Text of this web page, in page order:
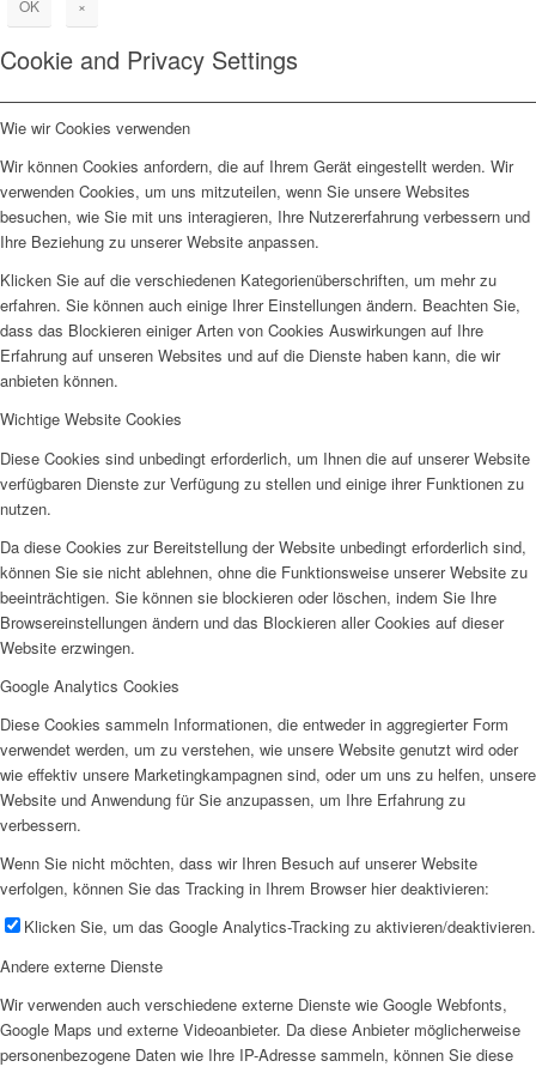
OK ×
Cookie and Privacy Settings
Wie wir Cookies verwenden
Wir können Cookies anfordern, die auf Ihrem Gerät eingestellt werden. Wir
verwenden Cookies, um uns mitzuteilen, wenn Sie unsere Websites
besuchen, wie Sie mit uns interagieren, Ihre Nutzererfahrung verbessern und
Ihre Beziehung zu unserer Website anpassen.
Klicken Sie auf die verschiedenen Kategorienüberschriften, um mehr zu
erfahren. Sie können auch einige Ihrer Einstellungen ändern. Beachten Sie,
dass das Blockieren einiger Arten von Cookies Auswirkungen auf Ihre
Erfahrung auf unseren Websites und auf die Dienste haben kann, die wir
anbieten können.
Wichtige Website Cookies
Diese Cookies sind unbedingt erforderlich, um Ihnen die auf unserer Website
verfügbaren Dienste zur Verfügung zu stellen und einige ihrer Funktionen zu
nutzen.
Da diese Cookies zur Bereitstellung der Website unbedingt erforderlich sind,
können Sie sie nicht ablehnen, ohne die Funktionsweise unserer Website zu
beeinträchtigen. Sie können sie blockieren oder löschen, indem Sie Ihre
Browsereinstellungen ändern und das Blockieren aller Cookies auf dieser
Website erzwingen.
Google Analytics Cookies
Diese Cookies sammeln Informationen, die entweder in aggregierter Form
verwendet werden, um zu verstehen, wie unsere Website genutzt wird oder
wie effektiv unsere Marketingkampagnen sind, oder um uns zu helfen, unsere
Website und Anwendung für Sie anzupassen, um Ihre Erfahrung zu
verbessern.
Wenn Sie nicht möchten, dass wir Ihren Besuch auf unserer Website
verfolgen, können Sie das Tracking in Ihrem Browser hier deaktivieren:
Klicken Sie, um das Google Analytics-Tracking zu aktivieren/deaktivieren.
Andere externe Dienste
Wir verwenden auch verschiedene externe Dienste wie Google Webfonts,
Google Maps und externe Videoanbieter. Da diese Anbieter möglicherweise
personenbezogene Daten wie Ihre IP-Adresse sammeln, können Sie diese